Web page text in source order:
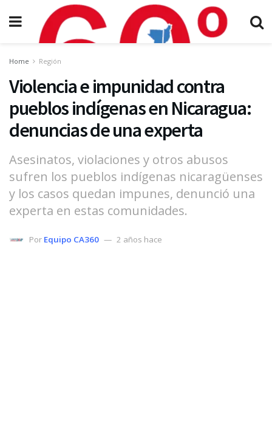
Home Región
Violencia e impunidad contra
pueblos indígenas en Nicaragua:
denuncias de una experta
Asesinatos, violaciones y otros abusos
sufren los pueblos indígenas nicaragüenses
y los casos quedan impunes, denunció una
experta en estas comunidades.
Por Equipo CA360 2 años hace